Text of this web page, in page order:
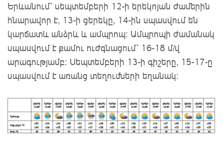
Երևանում՝ սեպտեմբերի 12-ի երեկոյան ժամերին
հնարավոր է, 13-ի ցերեկը, 14-ին սպասվում են
կարճատև անձրև և ամպրոպ։ Ամպրոպի ժամանակ
սպասվում է քամու ուժգնացում՝ 16-18 մ/վ
արագությամբ։ Սեպտեմբերի 13-ի գիշերը, 15-17-ը
սպասվում է առանց տեղումների եղանակ։